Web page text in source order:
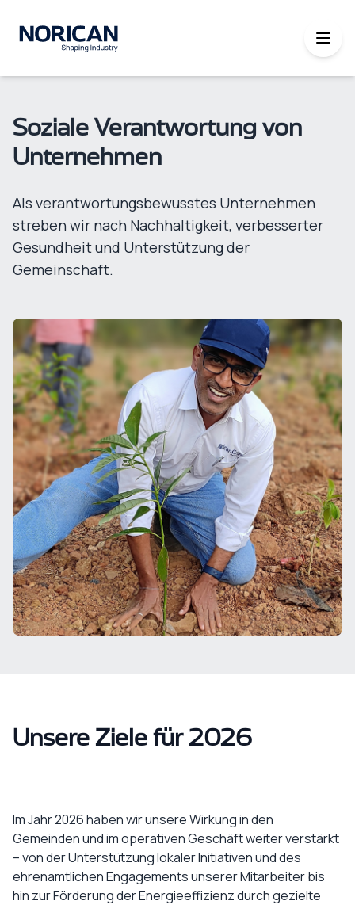
Soziale Verantwortung von
Unternehmen
Als verantwortungsbewusstes Unternehmen
streben wir nach Nachhaltigkeit, verbesserter
Gesundheit und Unterstützung der
Gemeinschaft.
Unsere Ziele für 2026
Im Jahr 2026 haben wir unsere Wirkung in den
Gemeinden und im operativen Geschäft weiter verstärkt
– von der Unterstützung lokaler Initiativen und des
ehrenamtlichen Engagements unserer Mitarbeiter bis
hin zur Förderung der Energieeffizienz durch gezielte